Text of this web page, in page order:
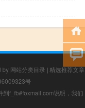
by 网站分类目录 | 精选推荐文章
号
到f_fb#foxmail.com说明，我们